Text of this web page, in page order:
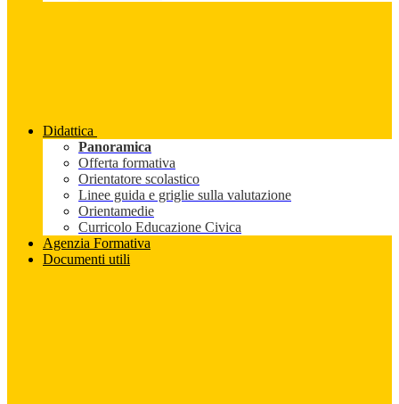
Didattica
Panoramica
Offerta formativa
Orientatore scolastico
Linee guida e griglie sulla valutazione
Orientamedie
Curricolo Educazione Civica
Agenzia Formativa
Documenti utili